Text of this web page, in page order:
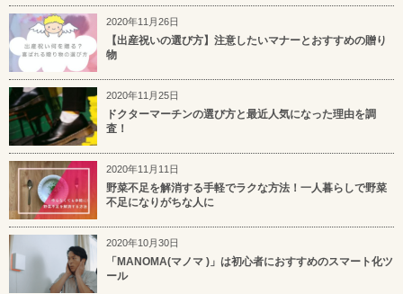
2020年11月26日
【出産祝いの選び方】注意したいマナーとおすすめの贈り
物
2020年11月25日
ドクターマーチンの選び方と最近人気になった理由を調
査！
2020年11月11日
野菜不足を解消する手軽でラクな方法！一人暮らしで野菜
不足になりがちな人に
2020年10月30日
「MANOMA(マノマ )」は初心者におすすめのスマート化ツ
ール